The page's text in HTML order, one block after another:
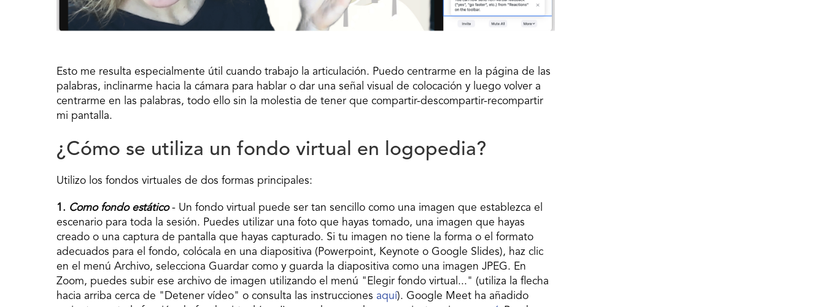
Esto me resulta especialmente útil cuando trabajo la articulación. Puedo centrarme en la página de las
palabras, inclinarme hacia la cámara para hablar o dar una señal visual de colocación y luego volver a
centrarme en las palabras, todo ello sin la molestia de tener que compartir-descompartir-recompartir
mi pantalla.
¿Cómo se utiliza un fondo virtual en logopedia?
Utilizo los fondos virtuales de dos formas principales:
1. Como fondo estático- Un fondo virtual puede ser tan sencillo como una imagen que establezca el
escenario para toda la sesión. Puedes utilizar una foto que hayas tomado, una imagen que hayas
creado o una captura de pantalla que hayas capturado. Si tu imagen no tiene la forma o el formato
adecuados para el fondo, colócala en una diapositiva (Powerpoint, Keynote o Google Slides), haz clic
en el menú Archivo, selecciona Guardar como y guarda la diapositiva como una imagen JPEG. En
Zoom, puedes subir ese archivo de imagen utilizando el menú "Elegir fondo virtual..." (utiliza la flecha
hacia arriba cerca de "Detener vídeo" o consulta las instrucciones aquí). Google Meet ha añadido